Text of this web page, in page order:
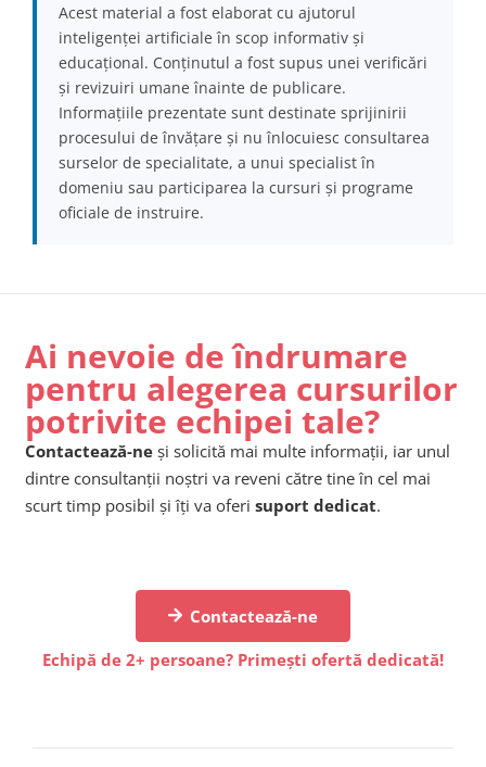
Acest material a fost elaborat cu ajutorul
inteligenței artificiale în scop informativ și
educațional. Conținutul a fost supus unei verificări
și revizuiri umane înainte de publicare.
Informațiile prezentate sunt destinate sprijinirii
procesului de învățare și nu înlocuiesc consultarea
surselor de specialitate, a unui specialist în
domeniu sau participarea la cursuri și programe
oficiale de instruire.
Ai nevoie de îndrumare
pentru alegerea cursurilor
potrivite echipei tale?
Contactează-ne și solicită mai multe informații, iar unul
dintre consultanții noștri va reveni către tine în cel mai
scurt timp posibil și îți va oferi suport dedicat.
Contactează-ne
Echipă de 2+ persoane? Primești ofertă dedicată!